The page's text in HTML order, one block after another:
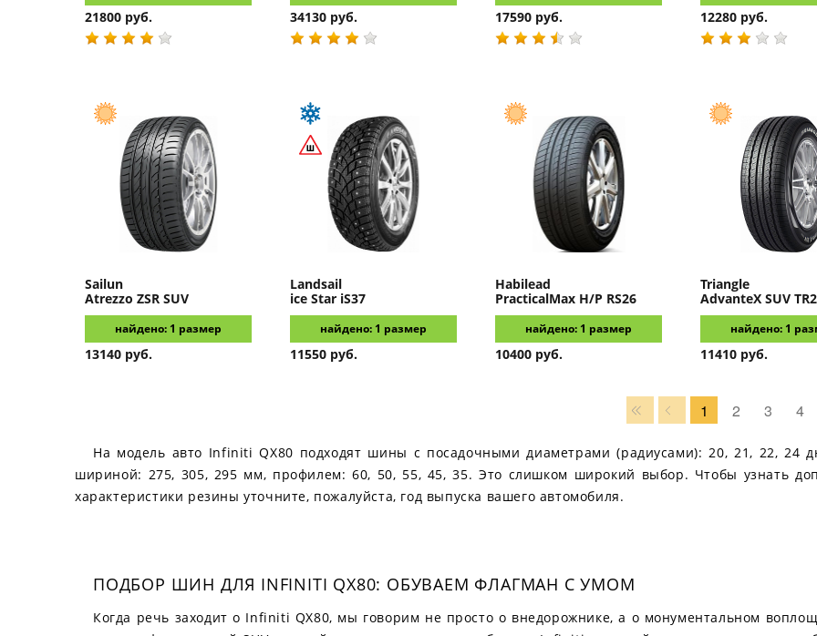
21800 руб. 34130 руб. 17590 руб. 12280 руб.
Sailun
Atrezzo ZSR SUV
найдено: 1 размер
13140 руб.
Landsail
ice Star iS37
найдено: 1 размер
11550 руб.
Habilead
PracticalMax H/P RS26
найдено: 1 размер
10400 руб.
Triangle
AdvanteX SUV
найдено: 1
11410 руб.
1 2 3 4
На модель авто Infiniti QX80 подходят шины с посадочными диаметрами (радиусами): 20, 21, 22, 24
шириной: 275, 305, 295 мм, профилем: 60, 50, 55, 45, 35. Это слишком широкий выбор. Чтобы узнать
характеристики резины уточните, пожалуйста, год выпуска вашего автомобиля.
ПОДБОР ШИН ДЛЯ INFINITI QX80: ОБУВАЕМ ФЛАГМАН С УМОМ
Когда речь заходит о Infiniti QX80, мы говорим не просто о внедорожнике, а о монументальном